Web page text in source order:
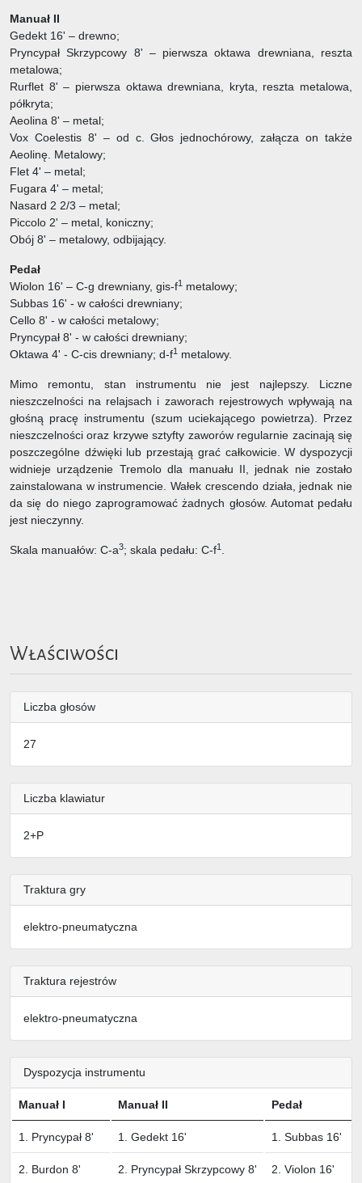
Manuał II
Gedekt 16' – drewno;
Pryncypał Skrzypcowy 8' – pierwsza oktawa drewniana, reszta
metalowa;
Rurflet 8' – pierwsza oktawa drewniana, kryta, reszta metalowa,
półkryta;
Aeolina 8' – metal;
Vox Coelestis 8' – od c. Głos jednochórowy, załącza on także
Aeolinę. Metalowy;
Flet 4' – metal;
Fugara 4' – metal;
Nasard 2 2/3 – metal;
Piccolo 2' – metal, koniczny;
Obój 8' – metalowy, odbijający.
Pedał
Wiolon 16' – C-g drewniany, gis-f1 metalowy;
Subbas 16' - w całości drewniany;
Cello 8' - w całości metalowy;
Pryncypał 8' - w całości drewniany;
Oktawa 4' - C-cis drewniany; d-f1 metalowy.
Mimo remontu, stan instrumentu nie jest najlepszy. Liczne
nieszczelności na relajsach i zaworach rejestrowych wpływają na
głośną pracę instrumentu (szum uciekającego powietrza). Przez
nieszczelności oraz krzywe sztyfty zaworów regularnie zacinają się
poszczególne dźwięki lub przestają grać całkowicie. W dyspozycji
widnieje urządzenie Tremolo dla manuału II, jednak nie zostało
zainstalowana w instrumencie. Wałek crescendo działa, jednak nie
da się do niego zaprogramować żadnych głosów. Automat pedału
jest nieczynny.
Skala manuałów: C-a3; skala pedału: C-f1
Właściwości
Liczba głosów
27
Liczba klawiatur
2+P
Traktura gry
elektro-pneumatyczna
Traktura rejestrów
elektro-pneumatyczna
Dyspozycja instrumentu
Manuał I Manuał II Pedał
1. Pryncypał 8' 1. Gedekt 16' 1. Subbas 16'
2. Burdon 8' 2. Pryncypał Skrzypcowy 8' 2. Violon 16'